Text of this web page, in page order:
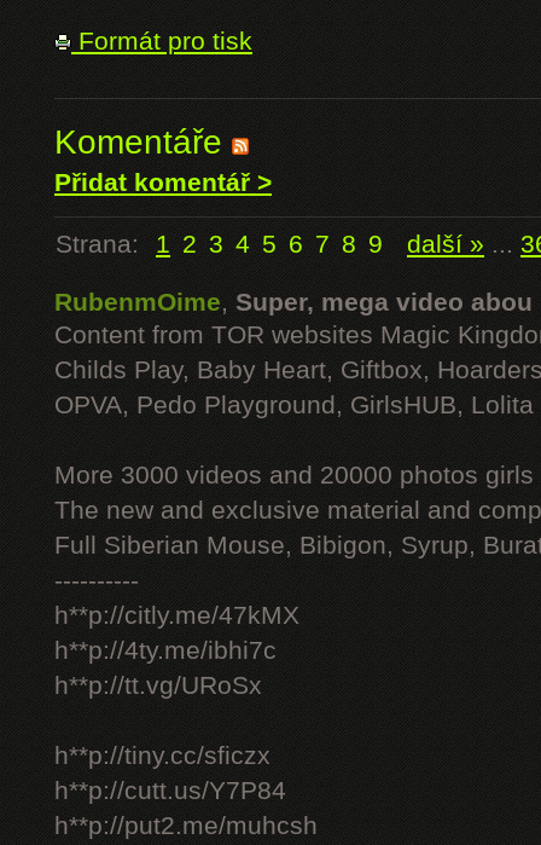
Formát pro tisk
Komentáře
Přidat komentář >
Strana: 1 2 3 4 5 6 7 8 9 další » ...
RubenmOime, Super, mega video abou
Content from TOR websites Magic
Childs Play, Baby Heart, Giftbox,
OPVA, Pedo Playground, GirlsHUB, Lolita
More 3000 videos and 20000 photos
The new and exclusive material and
Full Siberian Mouse, Bibigon, Syrup,
----------
h**p://citly.me/47kMX
h**p://4ty.me/ibhi7c
h**p://tt.vg/URoSx
h**p://tiny.cc/sficzx
h**p://cutt.us/Y7P84
h**p://put2.me/muhcsh